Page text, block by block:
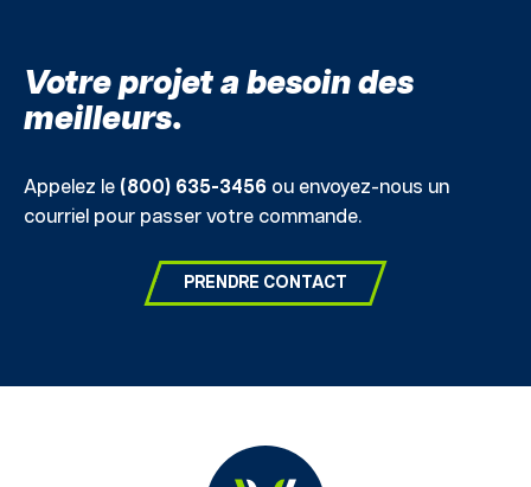
Votre projet a besoin des
meilleurs.
Appelez le (800) 635-3456 ou envoyez-nous un
courriel pour passer votre commande.
PRENDRE CONTACT